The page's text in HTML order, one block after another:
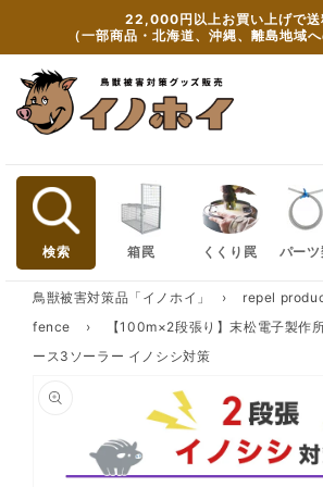
content
22,000円以上お買い上げで送
（一部商品・北海道、沖縄、離島地域へ
検索 箱罠 くくり罠 パーツ
鳥獣被害対策品「イノホイ」 › repel
fence
›
【100m×2段張り】末松電子製作
ース3ソーラー イノシシ対策
product